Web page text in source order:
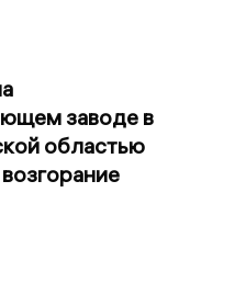
заводе в
областью